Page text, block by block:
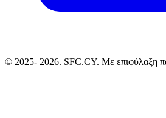
© 2025- 2026. SFC.CY. Με επιφύλαξη